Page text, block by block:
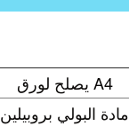
يصلح لورق A4
مادة البولي بروبيلين